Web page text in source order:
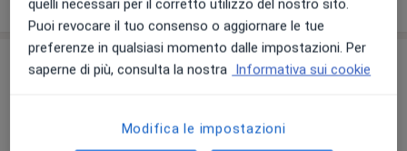
Prestazioni e prezzi
Dettagli
quelli necessari per il corretto utilizzo del nostro sito.
Puoi revocare il tuo consenso o aggiornare le tue
preferenze in qualsiasi momento dalle impostazioni. Per
saperne di più, consulta la nostra Informativa sui cookie
Modifica le impostazioni